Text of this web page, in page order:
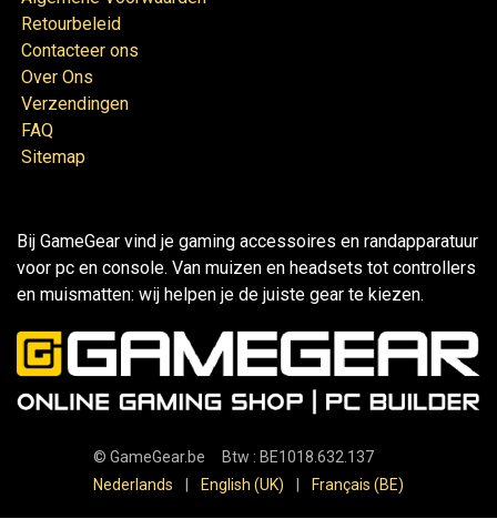
Retourbeleid
Contacteer ons
Over Ons
Verzendingen
FAQ
Sitemap
Bij GameGear vind je gaming accessoires en randapparatuur
voor pc en console. Van muizen en headsets tot controllers
en muismatten: wij helpen je de juiste gear te kiezen.
© GameGear.be Btw : BE1018.632.137
Nederlands
English (UK) Français (BE)